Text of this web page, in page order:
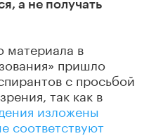
а не получать
материала в
пришло
с просьбой
так как в
изложены
соответствуют